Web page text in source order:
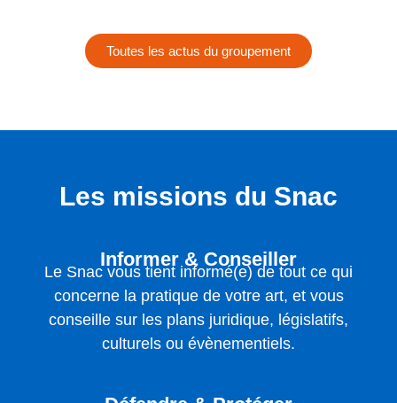
Toutes les actus du groupement
Les missions du Snac
Informer & Conseiller
Le Snac vous tient informé(e) de tout ce qui
concerne la pratique de votre art, et vous
conseille sur les plans juridique, législatifs,
culturels ou évènementiels.